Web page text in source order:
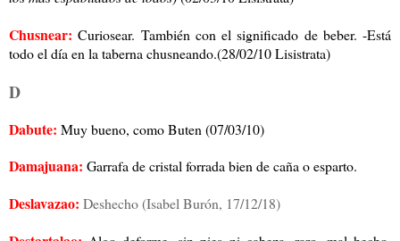
Chusnear:Curiosear. También con el significado de beber. -Está
todo el día en la taberna chusneando.(28/02/10 Lisistrata)
D
Dabute: Muy bueno, como Buten (07/03/10)
Damajuana: Garrafa de cristal forrada bien de caña o esparto.
Deslavazao: Deshecho (Isabel Burón, 17/12/18)